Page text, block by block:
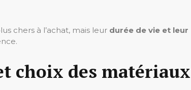
chers à l’achat, mais leur durée de vie et leur
choix des matériaux